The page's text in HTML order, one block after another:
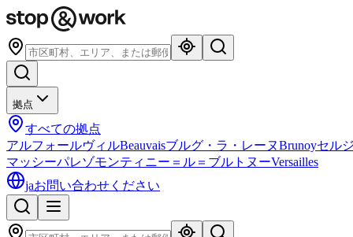
拠点
すべての拠点
アルフォールヴィルBeauvaisブルグ・ラ・レーヌBrunoyセルジ
マッシーパレゾモンティニー＝ル＝ブルトヌーVersailles
jaお問い合わせください